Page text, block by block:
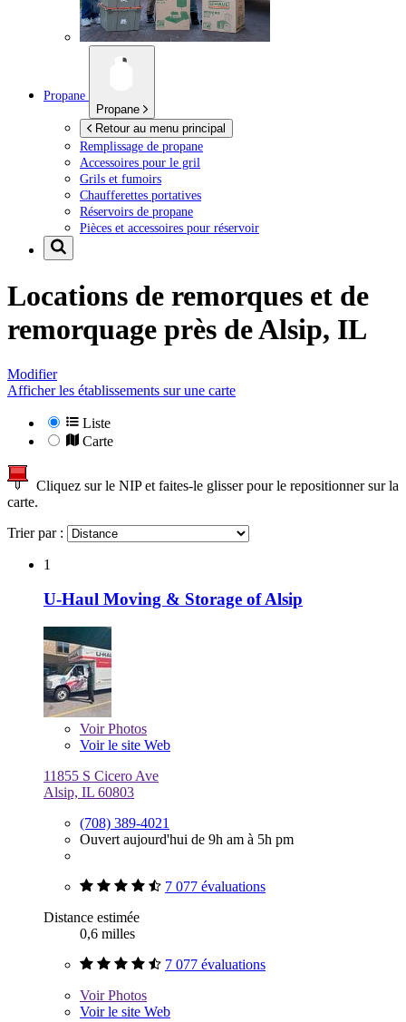
Propane
Propane
Retour au menu principal
Remplissage de propane
Accessoires pour le gril
Grils et fumoirs
Chaufferettes portatives
Réservoirs de propane
Pièces et accessoires pour réservoir
Locations de remorques et de
remorquage près deAlsip, IL
Modifier
Afficher les établissements sur une carte
Liste
Carte
Cliquez sur le NIP et faites-le glisser pour le repositionner sur la
carte.
Trier par :
1
U-Haul Moving & Storage of Alsip
VoirPhotos
Voir le site Web
11855 S Cicero Ave
Alsip, IL 60803
(708) 389-4021
Ouvert aujourd'hui de 9h am à 5h pm
7 077 évaluations
Distance estimée
0,6 milles
7 077 évaluations
VoirPhotos
Voir le site Web